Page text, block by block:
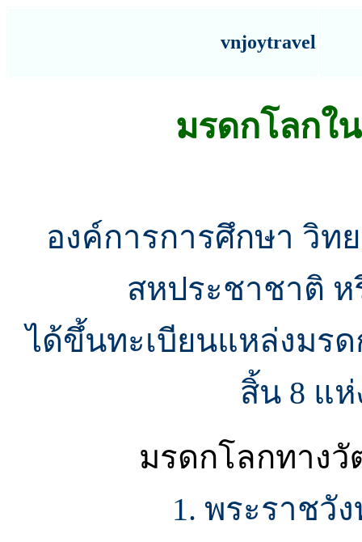
vnjoytravel
มรดกโลกใ
องค์การการศึกษา วิ
สหประชาชาติ ห
ได้ขึ้นทะเบียนแหล่งมร
สิ้น 8 แ
มรดกโลกทาง
1. พระราชวั